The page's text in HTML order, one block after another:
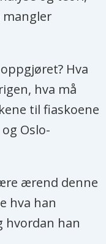
mangler
Hva
hva må
til fiaskoene
Oslo-
ærend denne
hva han
hvordan han